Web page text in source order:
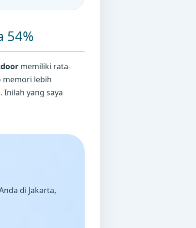
54%
memiliki rata-
memori lebih
yang saya
di Jakarta,